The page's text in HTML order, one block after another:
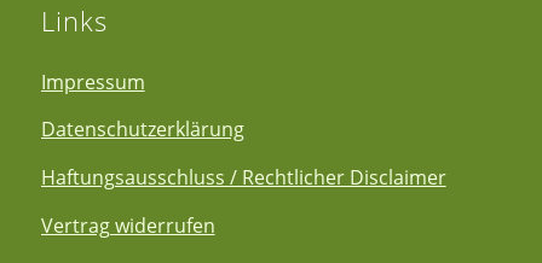
Links
Impressum
Datenschutzerklärung
Haftungsausschluss / Rechtlicher Disclaimer
Vertrag widerrufen